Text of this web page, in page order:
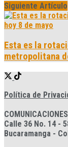
Siguiente Artículo
Esta es la
metropolitana
Política de
Calle 36 No. 14 -
Bucaramanga -